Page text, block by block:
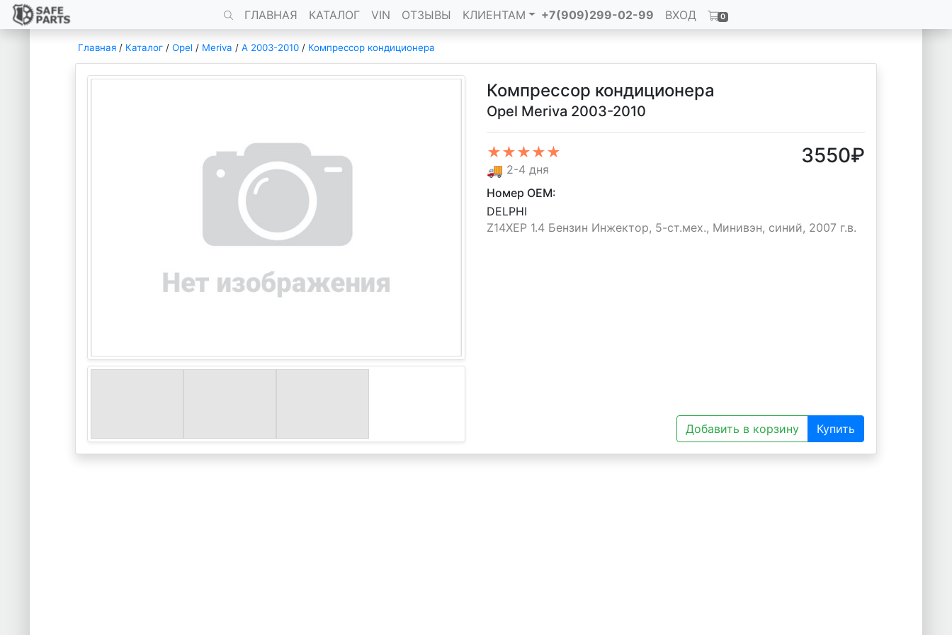
ГЛАВНАЯ КАТАЛОГ VIN ОТЗЫВЫ КЛИЕНТАМ +7(909)299-02-99 ВХОД 0
Главная / Каталог / Opel / Meriva / A 2003-2010 / Компрессор кондиционера
Компрессор кондиционера
Opel Meriva 2003-2010
★★★★★
🚚 2-4 дня
3550₽
Номер OEM:
DELPHI
Z14XEP 1.4 Бензин Инжектор, 5-ст.мех., Минивэн, синий, 2007 г.в.
Добавить в корзину Купить